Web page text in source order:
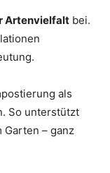
Artenvielfalt bei.
als
So unterstützt
Garten – ganz